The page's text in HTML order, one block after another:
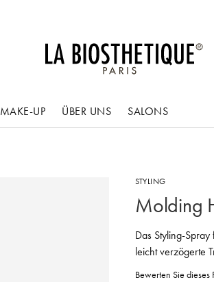
MAKE-UP ÜBER UNS SALONS
STYLING
Molding
Das Styling-
leicht verzögerte
Bewerten Sie dieses